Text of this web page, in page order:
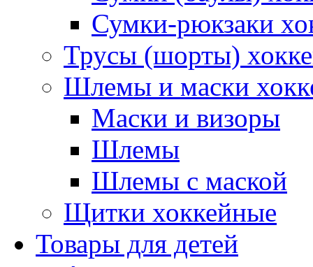
Сумки-рюкзаки
Трусы (шорты)
Шлемы и маски
Маски и визоры
Шлемы
Шлемы с маской
Щитки хоккейные
Товары для детей